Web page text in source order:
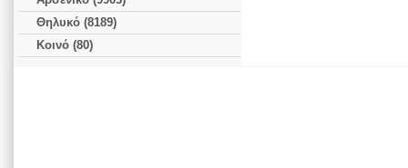
Θηλυκό (8189)
Κοινό (80)